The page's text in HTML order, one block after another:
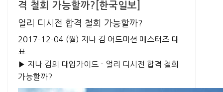
격 철회 가능할까?[한국일보]
얼리 디시전 합격 철회 가능할까?
2017-12-04 (월) 지나 김 어드미션 매스터즈 대
표
▶ 지나 김의 대입가이드 - 얼리 디시전 합격 철회
가능할까?